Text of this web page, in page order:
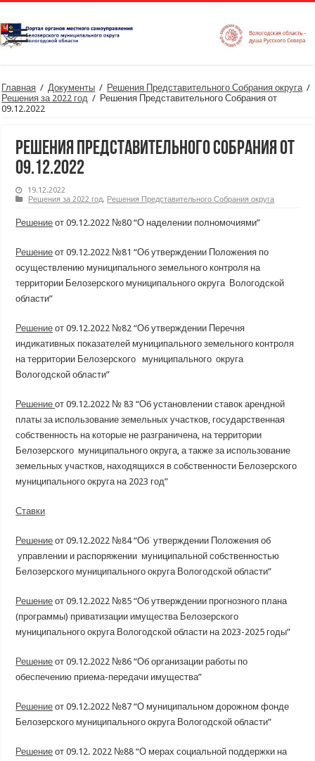
Главная / Документы / Решения Представительного Собрания округа /
Решения за 2022 год / Решения Представительного Собрания от
09.12.2022
Решения Представительного Собрания от
09.12.2022
19.12.2022
Решения за 2022 год, Решения Представительного Собрания округа
Решение от 09.12.2022 №80 “О наделении полномочиями”
Решение от 09.12.2022 №81 “Об утверждении Положения по
осуществлению муниципального земельного контроля на
территории Белозерского муниципального округа Вологодской
области”
Решение от 09.12.2022 №82 “Об утверждении Перечня
индикативных показателей муниципального земельного контроля
на территории Белозерского муниципального округа
Вологодской области”
Решениеот 09.12.2022 № 83 “Об установлении ставок арендной
платы за использование земельных участков, государственная
собственность на которые не разграничена, на территории
Белозерского муниципального округа, а также за использование
земельных участков, находящихся в собственности Белозерского
муниципального округа на 2023 год”
Ставки
Решение от 09.12.2022 №84 “Об утверждении Положения об
управлении и распоряжении муниципальной собственностью
Белозерского муниципального округа Вологодской области”
Решение от 09.12.2022 №85 “Об утверждении прогнозного плана
(программы) приватизации имущества Белозерского
муниципального округа Вологодской области на 2023-2025 годы”
Решение от 09.12.2022 №86 “Об организации работы по
обеспечению приема-передачи имущества”
Решение от 09.12.2022 №87 “О муниципальном дорожном фонде
Белозерского муниципального округа Вологодской области”
Решение от 09.12. 2022 №88 “О мерах социальной поддержки на